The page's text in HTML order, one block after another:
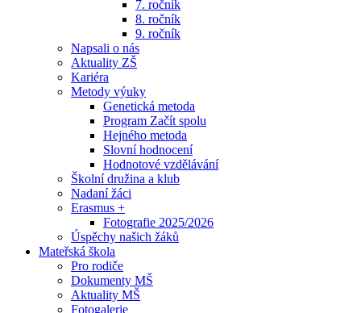
7. ročník
8. ročník
9. ročník
Napsali o nás
Aktuality ZŠ
Kariéra
Metody výuky
Genetická metoda
Program Začít spolu
Hejného metoda
Slovní hodnocení
Hodnotové vzdělávání
Školní družina a klub
Nadaní žáci
Erasmus +
Fotografie 2025/2026
Úspěchy našich žáků
Mateřská škola
Pro rodiče
Dokumenty MŠ
Aktuality MŠ
Fotogalerie